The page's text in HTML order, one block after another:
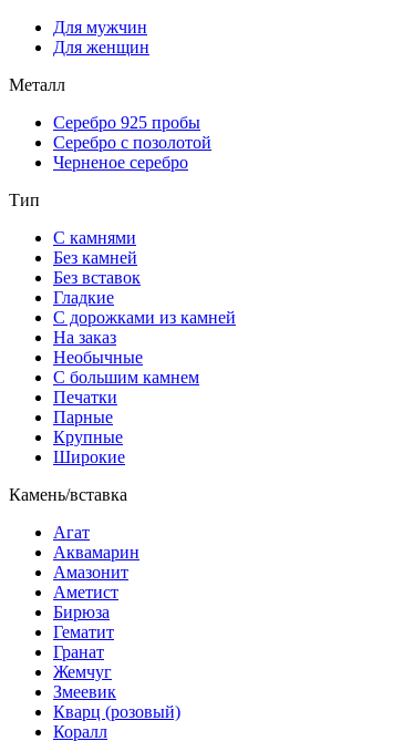
Для мужчин
Для женщин
Металл
Серебро 925 пробы
Серебро с позолотой
Черненое серебро
Тип
С камнями
Без камней
Без вставок
Гладкие
С дорожками из камней
На заказ
Необычные
С большим камнем
Печатки
Парные
Крупные
Широкие
Камень/вставка
Агат
Аквамарин
Амазонит
Аметист
Бирюза
Гематит
Гранат
Жемчуг
Змеевик
Кварц (розовый)
Коралл